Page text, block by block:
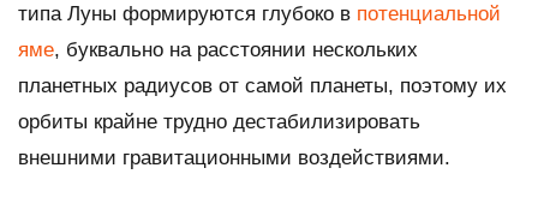
типа Луны формируются глубоко в потенциальной
яме, буквально на расстоянии нескольких
планетных радиусов от самой планеты, поэтому их
орбиты крайне трудно дестабилизировать
внешними гравитационными воздействиями.